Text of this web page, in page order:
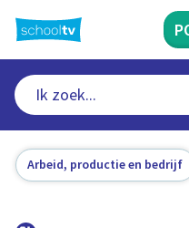
naar
hoofdinhoud
Arbeid, productie en bedrijf